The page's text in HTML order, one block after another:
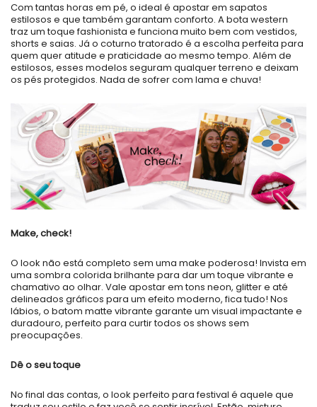
Com tantas horas em pé, o ideal é apostar em sapatos
estilosos e que também garantam conforto. A bota western
traz um toque fashionista e funciona muito bem com vestidos,
shorts e saias. Já o coturno tratorado é a escolha perfeita para
quem quer atitude e praticidade ao mesmo tempo. Além de
estilosos, esses modelos seguram qualquer terreno e deixam
os pés protegidos. Nada de sofrer com lama e chuva!
Make, check!
O look não está completo sem uma make poderosa! Invista em
uma sombra colorida brilhante para dar um toque vibrante e
chamativo ao olhar. Vale apostar em tons neon, glitter e até
delineados gráficos para um efeito moderno, fica tudo! Nos
lábios, o batom matte vibrante garante um visual impactante e
duradouro, perfeito para curtir todos os shows sem
preocupações.
Dê o seu toque
No final das contas, o look perfeito para festival é aquele que